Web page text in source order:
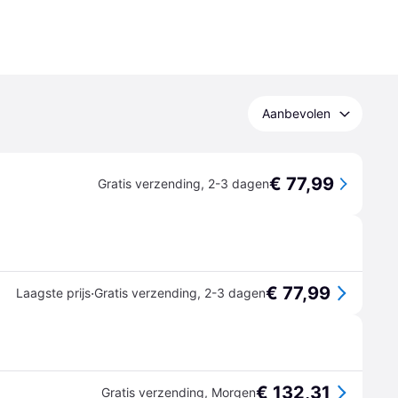
Aanbevolen
Gratis verzending, 2-3 dagen€ 77,99
Laagste prijs·Gratis verzending, 2-3 dagen€ 77,99
Gratis verzending, Morgen€ 132,31